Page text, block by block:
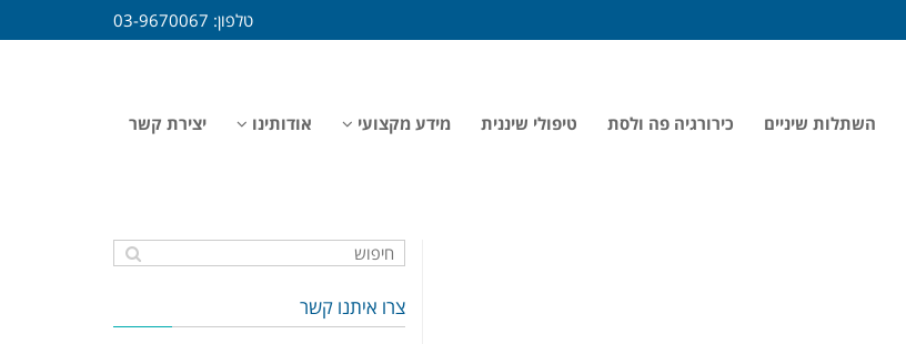
טלפון: 03-9670067
השתלות שיניים כירורגיה פה ולסת טיפולי שיננית מידע מקצועי אודותינו יצירת קשר
צרו איתנו קשר